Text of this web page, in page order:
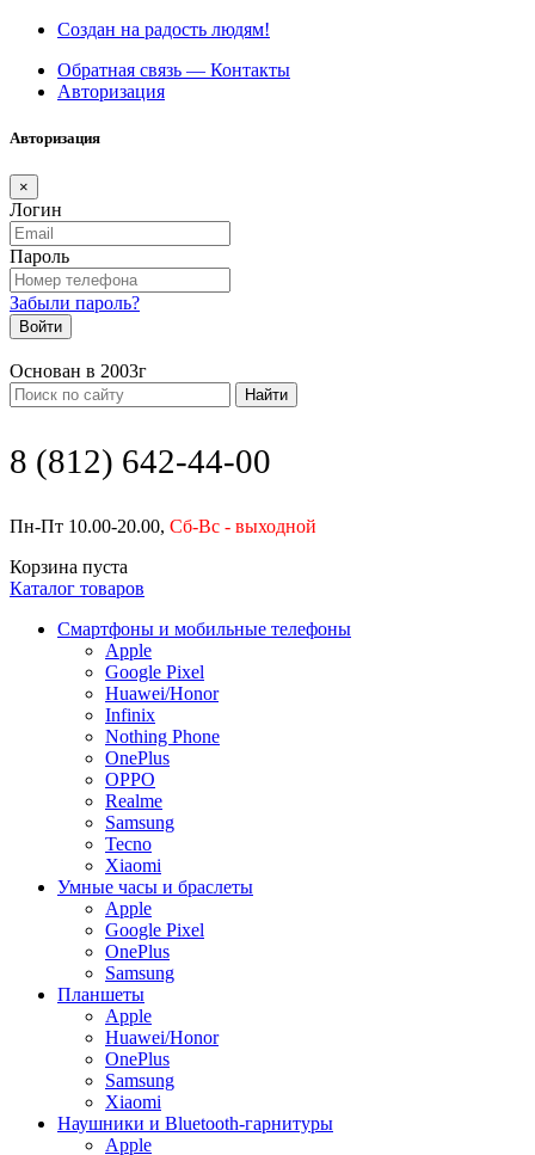
Создан на радость людям!
Обратная связь — Контакты
Авторизация
Авторизация
×
Логин
Пароль
Забыли пароль?
Войти
Основан в 2003г
Найти
8 (812) 642-44-00
Пн-Пт 10.00-20.00, Сб-Вс - выходной
Корзина пуста
Каталог товаров
Смартфоны и мобильные телефоны
Apple
Google Pixel
Huawei/Honor
Infinix
Nothing Phone
OnePlus
OPPO
Realme
Samsung
Tecno
Xiaomi
Умные часы и браслеты
Apple
Google Pixel
OnePlus
Samsung
Планшеты
Apple
Huawei/Honor
OnePlus
Samsung
Xiaomi
Наушники и Bluetooth-гарнитуры
Apple